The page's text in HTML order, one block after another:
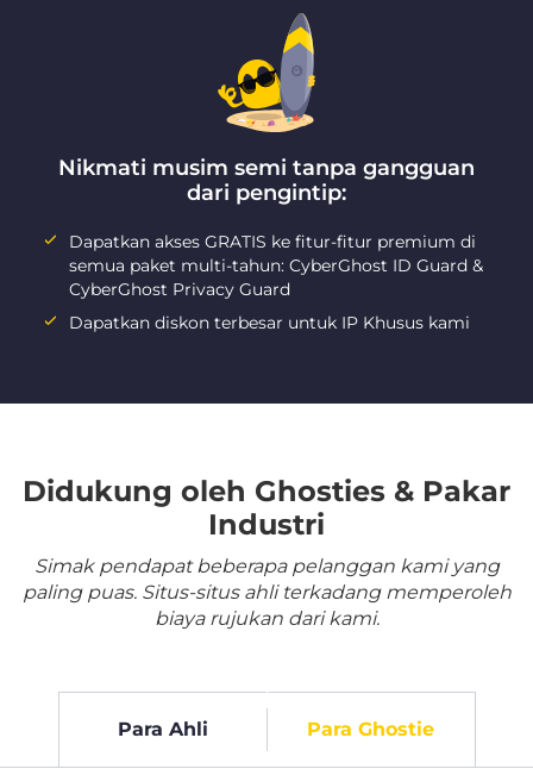
Nikmati musim semi tanpa gangguan
dari pengintip:
Dapatkan akses GRATIS ke fitur-fitur premium di
semua paket multi-tahun: CyberGhost ID Guard &
CyberGhost Privacy Guard
Dapatkan diskon terbesar untuk IP Khusus kami
Didukung oleh Ghosties & Pakar
Industri
Simak pendapat beberapa pelanggan kami yang
paling puas. Situs-situs ahli terkadang memperoleh
biaya rujukan dari kami.
Para Ahli Para Ghostie